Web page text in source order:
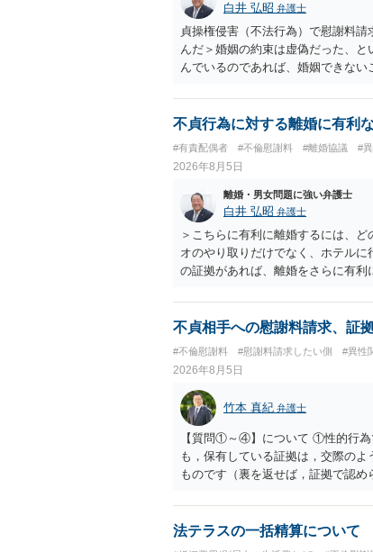
白井 弘昭 弁護士
貞操権侵害（不法行為）で慰謝料
んだ＞婚姻の約束は虚偽だった、
んでいるのであれば、婚姻できな
不貞行為に対する離婚に有利
#有責配偶者 #不倫慰謝料 #離婚協議 #
2026年8月5日
離婚・男女問題に強い弁護士
白井 弘昭 弁護士
＞こちらに有利に離婚するには、
オのやり取りだけでなく、ホテル
の証拠があれば、離婚をさらに有
がありますので、ご注意ください。
不貞相手への慰謝料請求、証
#不倫慰謝料 #慰謝料請求したい側 #異性
2026年8月5日
竹本 真紀 弁護士
【質問①～④】について ①性的行為
も，保有している証拠は，交際の
ものです（裏を返せば，証拠で認
して，この点を考慮されることに
を検討するのがよいと思います。
法テラスの一括精算について